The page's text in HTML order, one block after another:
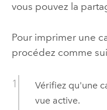
vous pouvez la
Pour imprimer une
procédez comme
Vérifiez qu'une
vue active.